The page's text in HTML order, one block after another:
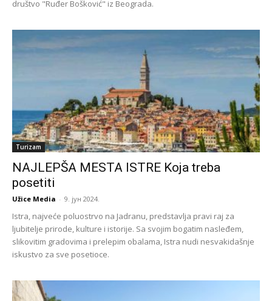
društvo "Ruđer Bošković" iz Beograda.
Turizam
NAJLEPŠA MESTA ISTRE Koja treba
posetiti
Užice Media - 9. јун 2024.
Istra, najveće poluostrvo na Jadranu, predstavlja pravi raj za
ljubitelje prirode, kulture i istorije. Sa svojim bogatim nasleđem,
slikovitim gradovima i prelepim obalama, Istra nudi nesvakidašnje
iskustvo za sve posetioce.